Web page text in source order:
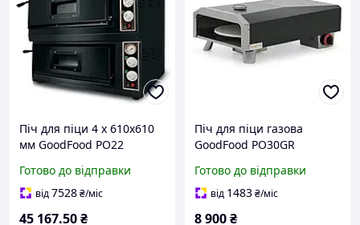
Піч для піци 4 х 610х610
мм GoodFood PO22
Готово до відправки
від7528₴/міс
45 167.50₴
Піч для піци газова
GoodFood PO30GR
Готово до відправки
від 1483₴/міс
8 900₴